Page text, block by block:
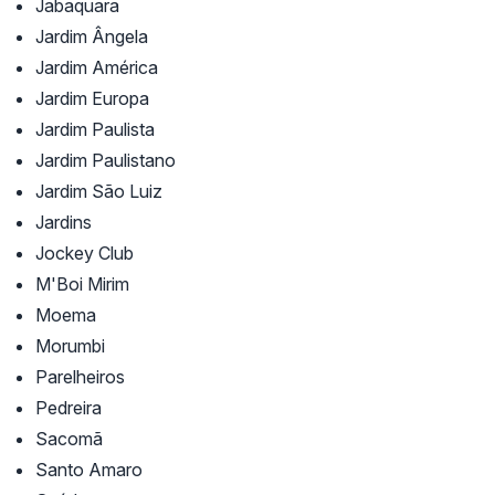
Jabaquara
Jardim Ângela
Jardim América
Jardim Europa
Jardim Paulista
Jardim Paulistano
Jardim São Luiz
Jardins
Jockey Club
M'Boi Mirim
Moema
Morumbi
Parelheiros
Pedreira
Sacomã
Santo Amaro